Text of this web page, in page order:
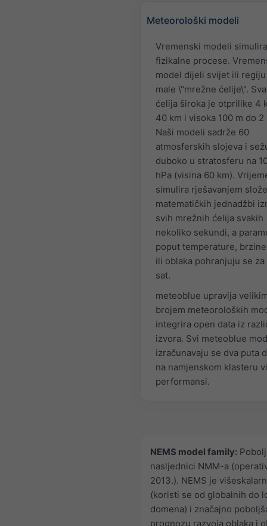
Meteorološki modeli
Vremenski modeli
fizikalne procese.
model dijeli svijet ili regiju
male \"mrežne ćelije\".
ćelija široka je otprilike 4
40 km i visoka 100 m do 2
Naši modeli sadrže 60
atmosferskih slojeva i
duboko u stratosferu na
hPa (visina 60 km).
simulira rješavanjem
matematičkih jednadžbi
svih mrežnih ćelija svakih
nekoliko sekundi, a
poput temperature,
ili oblaka pohranjuju se za
sat.
meteoblue upravlja
brojem meteoroloških
integrira open data iz
izvora. Svi meteoblue
izračunavaju se dva puta
na namjenskom klasteru
performansi.
NEMS model family:
nasljednici NMM-a
2013.). NEMS je
(koristi se od globalnih do
domena) i značajno
prognozu razvoja oblaka i